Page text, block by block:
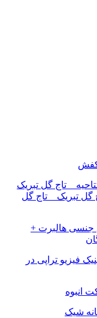
کفش
_ تاج گل تبریک
گل تبریک _ تاج گل
هالبرت +
فیزیو تراپی در
انبوه
شیک